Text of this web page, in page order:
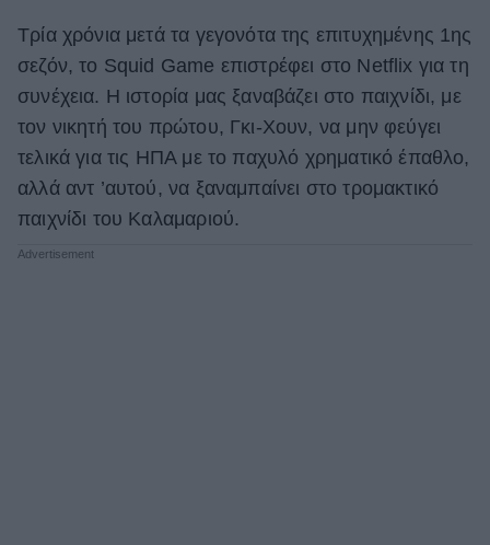
Τρία χρόνια μετά τα γεγονότα της επιτυχημένης 1ης
σεζόν, το Squid Game επιστρέφει στο Netflix για τη
συνέχεια. Η ιστορία μας ξαναβάζει στο παιχνίδι, με
τον νικητή του πρώτου, Γκι-Χουν, να μην φεύγει
τελικά για τις ΗΠΑ με το παχυλό χρηματικό έπαθλο,
αλλά αντ ’αυτού, να ξαναμπαίνει στο τρομακτικό
παιχνίδι του Καλαμαριού.